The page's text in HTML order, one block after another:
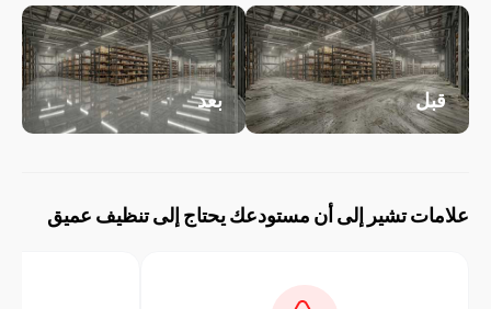
بعد
تشير إلى أن مستودعك يحتاج إلى تنظيف عميق